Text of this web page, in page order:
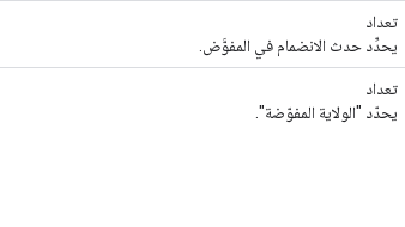
تعداد
يحدِّد حدث الانضمام في المفوَّض.
تعداد
يحدّد "الولاية المفوّضة".